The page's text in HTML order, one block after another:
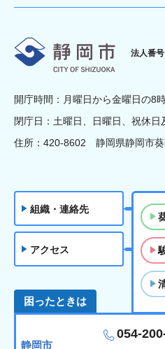
静岡市
法人番
開庁時間：月曜日から金曜日の8
閉庁日：土曜日、日曜日、祝休
住所：420-8602 静岡県静岡市
組織・連絡先
アクセス
困ったときは
静岡市
054-